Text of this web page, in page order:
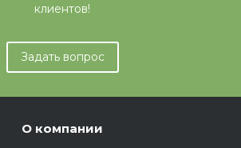
клиентов!
Задать вопрос
О компании